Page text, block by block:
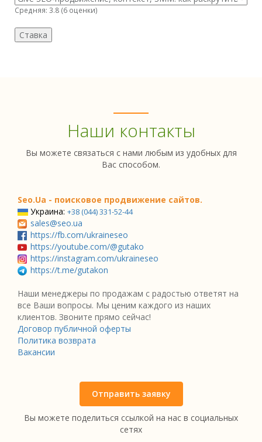
Средняя: 3.8 (6 оценки)
Наши контакты
Вы можете связаться с нами любым из удобных для
Вас способом.
Seo.Ua - поисковое продвижение сайтов.
Украина: +38 (044) 331-52-44
sales@seo.ua
https://fb.com/ukraineseo
https://youtube.com/@gutako
https://instagram.com/ukraineseo
https://t.me/gutakon
Наши менеджеры по продажам с радостью ответят на
все Ваши вопросы. Мы ценим каждого из наших
клиентов. Звоните прямо сейчас!
Договор публичной оферты
Политика возврата
Вакансии
Отправить заявку
Вы можете поделиться ссылкой на нас в социальных
сетях